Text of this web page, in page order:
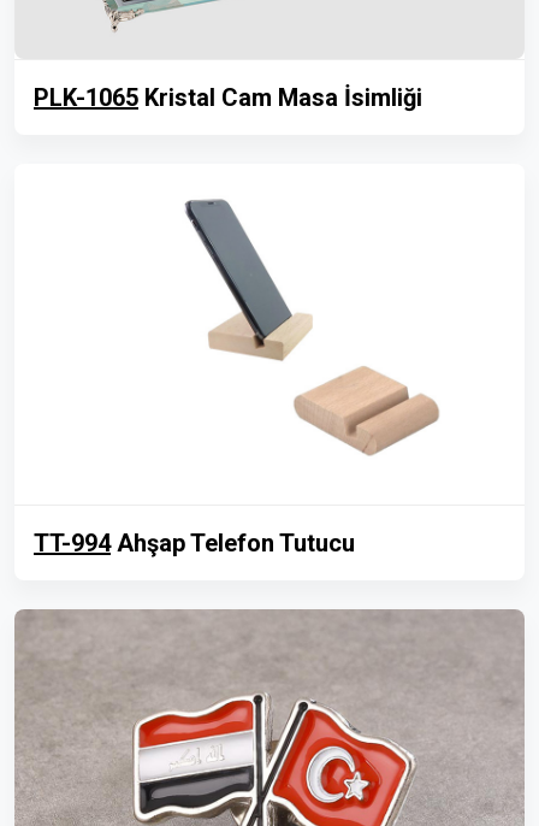
PLK-1065 Kristal Cam Masa İsimliği
TT-994Ahşap Telefon Tutucu